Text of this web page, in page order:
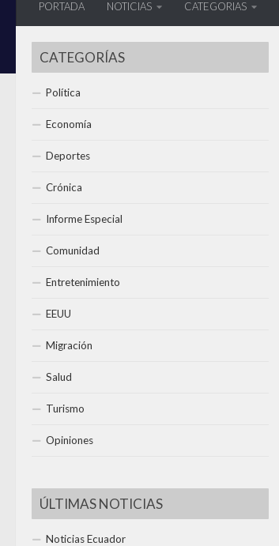
PORTADA NOTICIAS CATEGORIAS
CATEGORÍAS
Política
Economía
Deportes
Crónica
Informe Especial
Comunidad
Entretenimiento
EEUU
Migración
Salud
Turismo
Opiniones
ÚLTIMAS NOTICIAS
Noticias Ecuador